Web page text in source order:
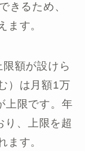
きるため、
ます。
額が設けら
）は月額1万
上限です。年
り、上限を超
ます。